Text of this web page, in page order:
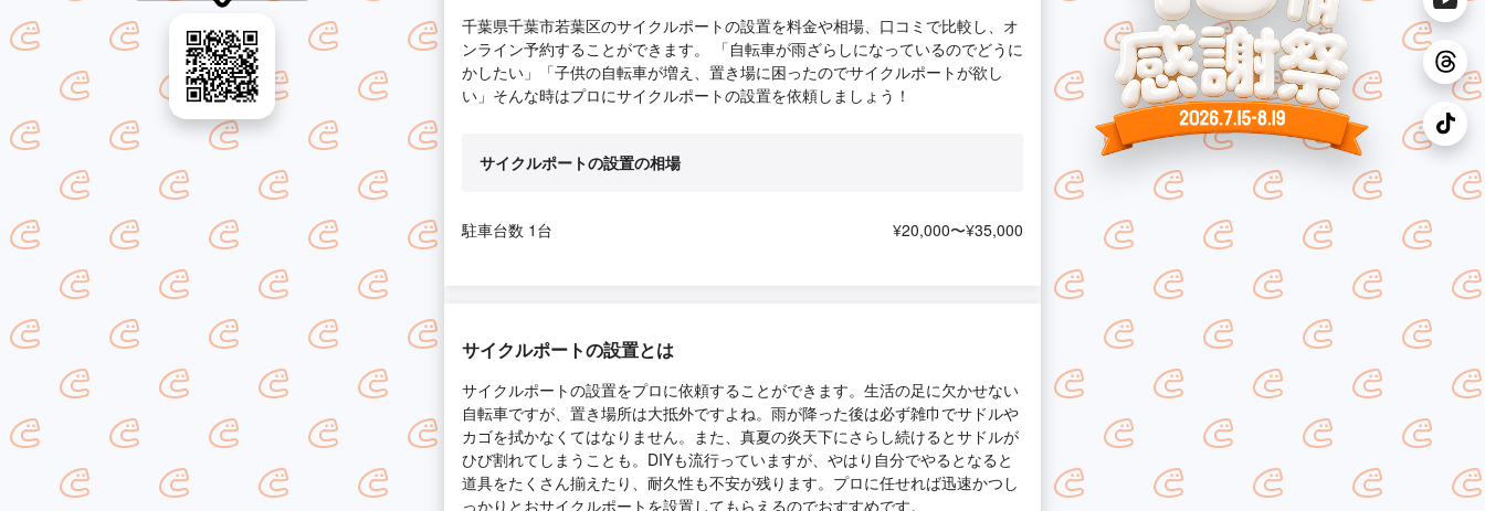
千葉県千葉市若葉区のサイクルポートの設置を料金や相場、口コミで比較し、オ
ンライン予約することができます。 「自転車が雨ざらしになっているのでどうに
かしたい」「子供の自転車が増え、置き場に困ったのでサイクルポートが欲し
い」そんな時はプロにサイクルポートの設置を依頼しましょう！
サイクルポートの設置の相場
駐車台数 1台 ¥20,000〜¥35,000
サイクルポートの設置とは
サイクルポートの設置をプロに依頼することができます。生活の足に欠かせない
自転車ですが、置き場所は大抵外ですよね。雨が降った後は必ず雑巾でサドルや
カゴを拭かなくてはなりません。また、真夏の炎天下にさらし続けるとサドルが
ひび割れてしまうことも。DIYも流行っていますが、やはり自分でやるとなると
道具をたくさん揃えたり、耐久性も不安が残ります。プロに任せれば迅速かつし
っかりとおサイクルポートを設置してもらえるのでおすすめです。